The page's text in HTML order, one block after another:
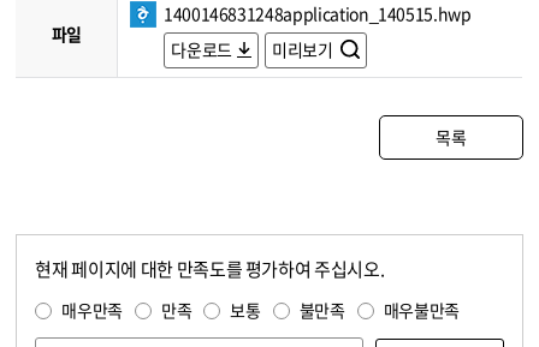
파일
1400146831248application_140515.hwp
다운로드
미리보기
목록
현재 페이지에 대한 만족도를 평가하여 주십시오.
매우만족 만족 보통 불만족 매우불만족